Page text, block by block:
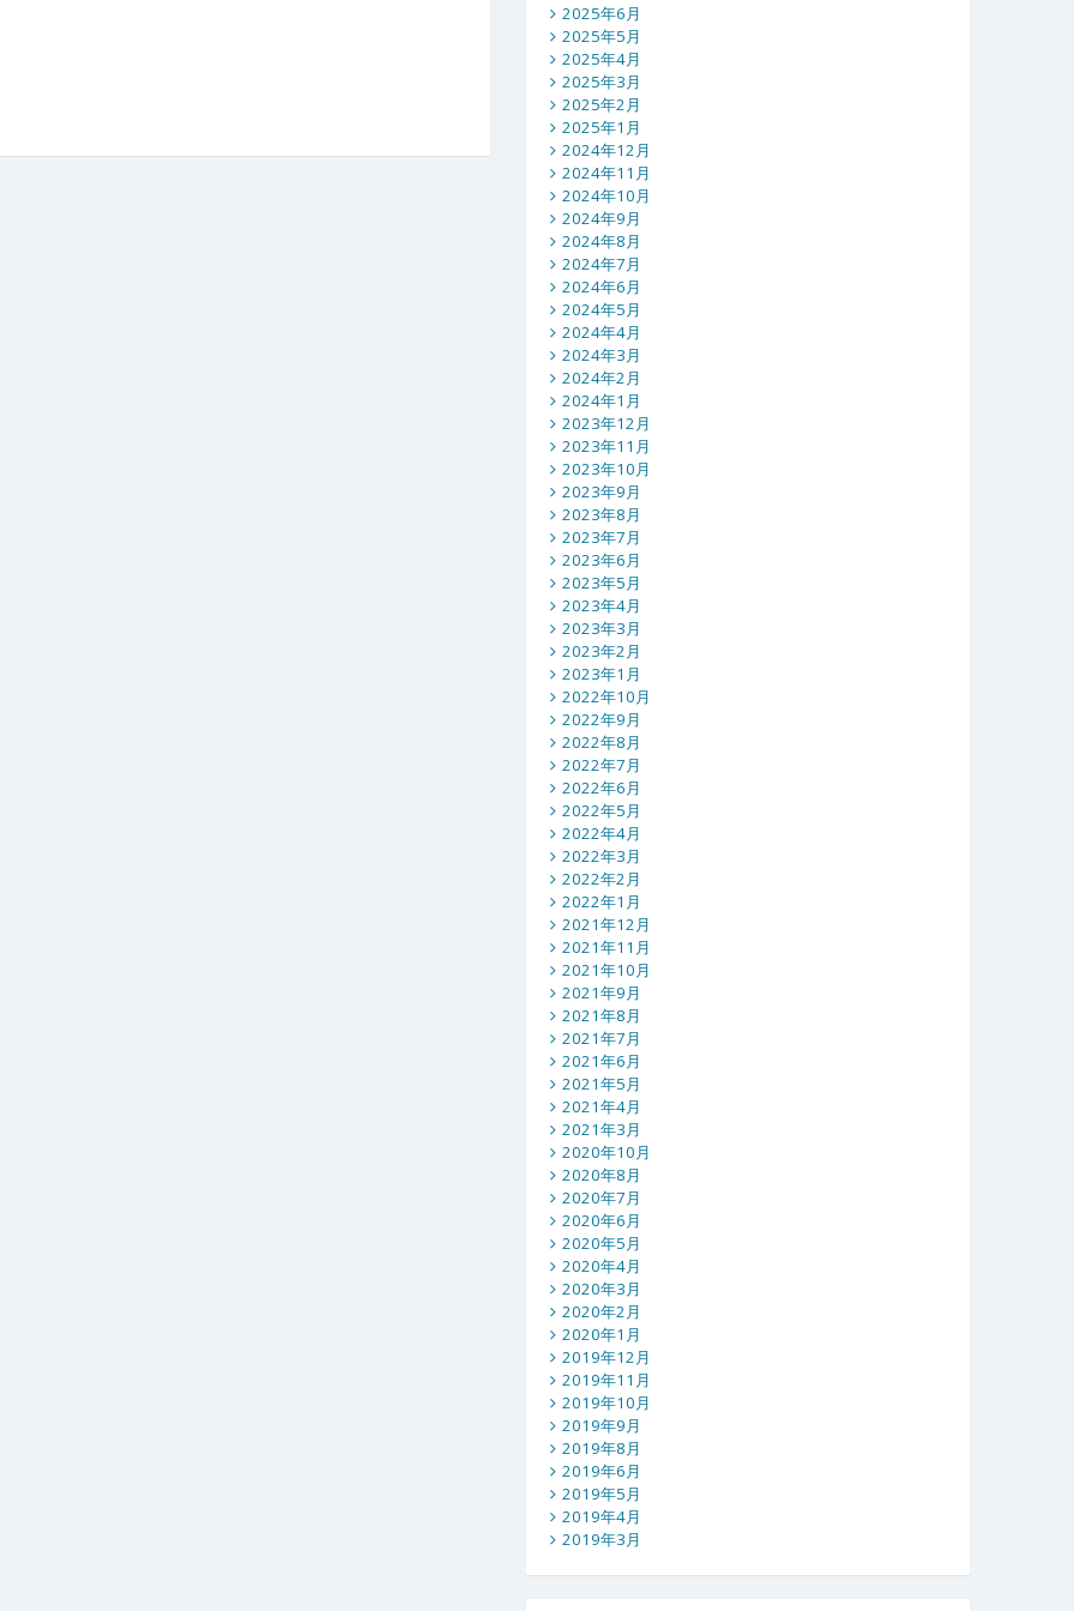
2025年6月
2025年5月
2025年4月
2025年3月
2025年2月
2025年1月
2024年12月
2024年11月
2024年10月
2024年9月
2024年8月
2024年7月
2024年6月
2024年5月
2024年4月
2024年3月
2024年2月
2024年1月
2023年12月
2023年11月
2023年10月
2023年9月
2023年8月
2023年7月
2023年6月
2023年5月
2023年4月
2023年3月
2023年2月
2023年1月
2022年10月
2022年9月
2022年8月
2022年7月
2022年6月
2022年5月
2022年4月
2022年3月
2022年2月
2022年1月
2021年12月
2021年11月
2021年10月
2021年9月
2021年8月
2021年7月
2021年6月
2021年5月
2021年4月
2021年3月
2020年10月
2020年8月
2020年7月
2020年6月
2020年5月
2020年4月
2020年3月
2020年2月
2020年1月
2019年12月
2019年11月
2019年10月
2019年9月
2019年8月
2019年6月
2019年5月
2019年4月
2019年3月